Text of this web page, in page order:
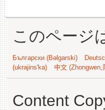
このページ
Български (Bəlgarski)
(ukrajins'ka)
中文 (Zhongwen,
Content